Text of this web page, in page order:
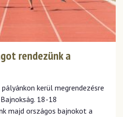
rendezünk a
kerül megrendezésre
18-18
majd országos bajnokot a